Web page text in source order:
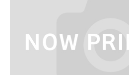
お見積り依頼は
Estimate request